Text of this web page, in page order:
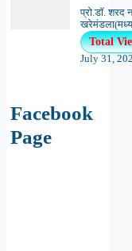
प्रो.डॉ. शरद
Total
July 31,
Facebook
Page